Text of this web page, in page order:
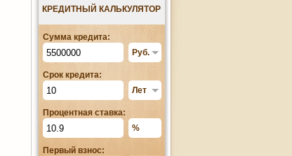
КРЕДИТНЫЙ КАЛЬКУЛЯТОР
Сумма кредита:
Срок кредита:
Процентная ставка:
Первый взнос: